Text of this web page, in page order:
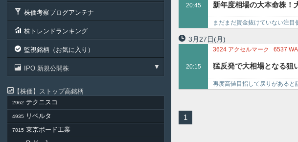
株価考察ブログアンテナ
株トレンドランキング
監視銘柄（お気に入り）
IPO 新規公開株
株価 ストップ高銘柄
2962 テクニスコ
4935 リベルタ
7815 東京ボード工業
20:45 新年度相場の大本命株！
まだまだ資金抜けていない注
3月27日(月)
20:15
3624 アクセルマーク 6537
猛反発で大相場となる狙
再度高値目指して戻りがある
1